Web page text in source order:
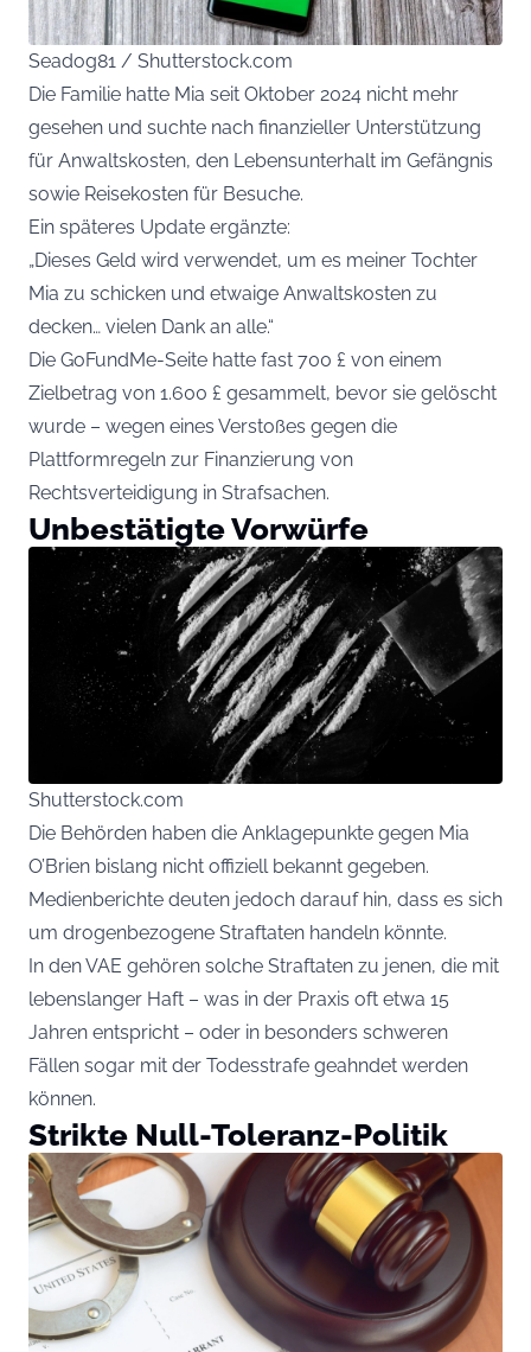
Seadog81 / Shutterstock.com
Die Familie hatte Mia seit Oktober 2024 nicht mehr
gesehen und suchte nach finanzieller Unterstützung
für Anwaltskosten, den Lebensunterhalt im Gefängnis
sowie Reisekosten für Besuche.
Ein späteres Update ergänzte:
„Dieses Geld wird verwendet, um es meiner Tochter
Mia zu schicken und etwaige Anwaltskosten zu
decken… vielen Dank an alle.“
Die GoFundMe-Seite hatte fast 700 £ von einem
Zielbetrag von 1.600 £ gesammelt, bevor sie gelöscht
wurde – wegen eines Verstoßes gegen die
Plattformregeln zur Finanzierung von
Rechtsverteidigung in Strafsachen.
Unbestätigte Vorwürfe
Shutterstock.com
Die Behörden haben die Anklagepunkte gegen Mia
O’Brien bislang nicht offiziell bekannt gegeben.
Medienberichte deuten jedoch darauf hin, dass es sich
um drogenbezogene Straftaten handeln könnte.
In den VAE gehören solche Straftaten zu jenen, die mit
lebenslanger Haft – was in der Praxis oft etwa 15
Jahren entspricht – oder in besonders schweren
Fällen sogar mit der Todesstrafe geahndet werden
können.
Strikte Null-Toleranz-Politik